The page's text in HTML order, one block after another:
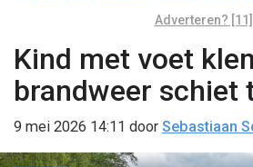
Adverteren? [11]
Kind met voet
brandweer schiet
9 mei 2026 14:11 door Sebastiaan